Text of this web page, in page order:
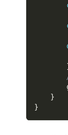
}
}